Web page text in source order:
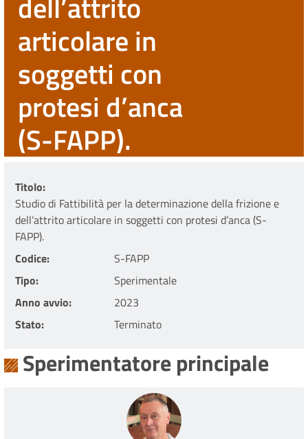
articolare in
soggetti con
protesi d’anca
(S-FAPP).
Titolo
Studio di Fattibilità per la determinazione della frizione e
dell’attrito articolare in soggetti con protesi d’anca (S-
FAPP).
Codice
S-FAPP
Tipo
Sperimentale
Anno avvio
2023
Stato
Terminato
Sperimentatore principale